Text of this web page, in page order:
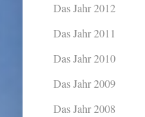
Das Jahr 2012
Das Jahr 2011
Das Jahr 2010
Das Jahr 2009
Das Jahr 2008